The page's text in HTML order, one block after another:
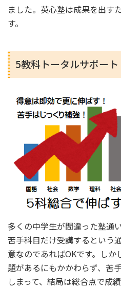
ました。英心塾は成果を出す
す。
5教科トータルサポート
多くの中学生が間違った塾通
苦手科目だけ受講するという
意なのであればOKです。し
題があるにもかかわらず、苦
しまって、結局は総合点で成